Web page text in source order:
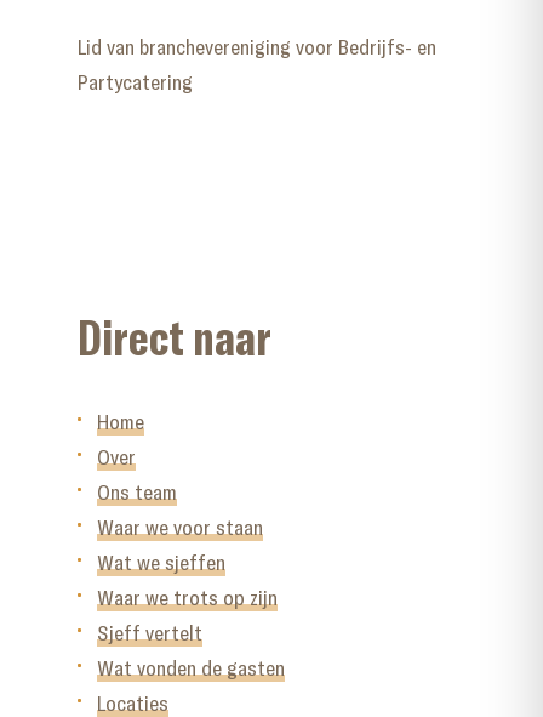
Lid van branchevereniging voor Bedrijfs- en
Partycatering
Direct naar
Home
Over
Ons team
Waar we voor staan
Wat we sjeffen
Waar we trots op zijn
Sjeff vertelt
Wat vonden de gasten
Locaties